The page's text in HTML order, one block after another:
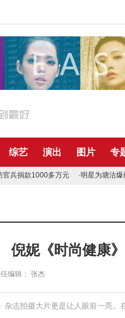
综艺 演出 图片 专
官兵捐款1000多万元 ·明星为塘沽
倪妮《时尚健康
编辑： 张杰
杂志拍摄大片更是让人眼前一亮